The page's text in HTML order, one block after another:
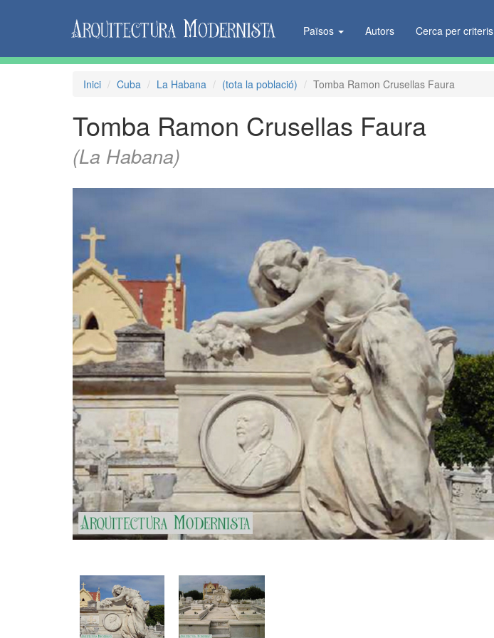
Països Autors Cerca per criteris
Inici Cuba La Habana (tota la població) Tomba Ramon Crusellas Faura
Tomba Ramon Crusellas Faura
(La Habana)